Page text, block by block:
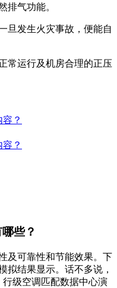
排气功能。
旦发生火灾事故，便能自
常运行及机房合理的正压
？
？
些？
及可靠性和节能效果。下
拟结果显示。话不多说，
级空调匹配数据中心演